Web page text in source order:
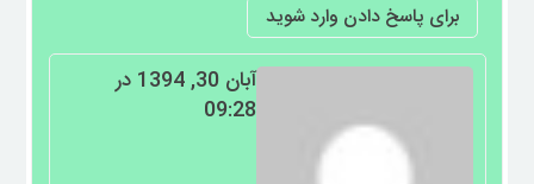
برای پاسخ دادن وارد شوید
آبان 30, 1394 در
09:28